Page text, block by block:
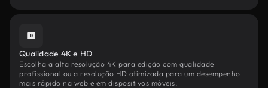
Qualidade 4K e HD
Escolha a alta resolução 4K para edição com qualidade
profissional ou a resolução HD otimizada para um desempenho
mais rápido na web e em dispositivos móveis.